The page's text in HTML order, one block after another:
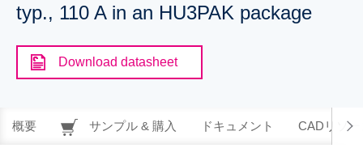
typ., 110 A in an HU3PAK package
Download datasheet
概要 サンプル & 購入 ドキュメント CADリソー